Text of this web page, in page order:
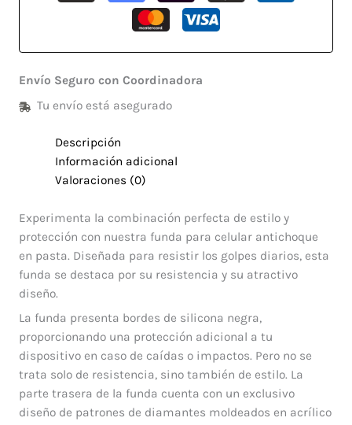
Envío Seguro con Coordinadora
Tu envío está asegurado
Descripción
Información adicional
Valoraciones (0)
Experimenta la combinación perfecta de estilo y
protección con nuestra funda para celular antichoque
en pasta. Diseñada para resistir los golpes diarios, esta
funda se destaca por su resistencia y su atractivo
diseño.
La funda presenta bordes de silicona negra,
proporcionando una protección adicional a tu
dispositivo en caso de caídas o impactos. Pero no se
trata solo de resistencia, sino también de estilo. La
parte trasera de la funda cuenta con un exclusivo
diseño de patrones de diamantes moldeados en acrílico